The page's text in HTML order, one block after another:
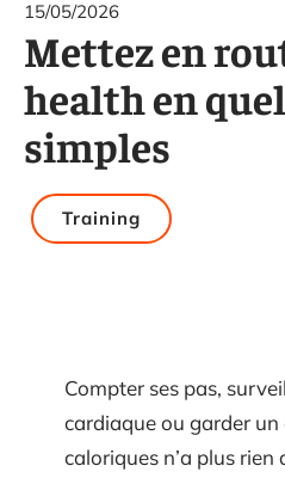
15/05/2026
Mettez en
health en
simples
Training
Compter ses pas,
cardiaque ou garder
caloriques n’a plus rien